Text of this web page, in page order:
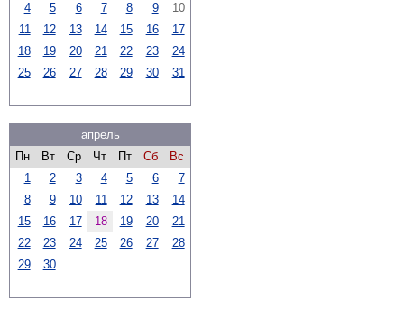
4
5 6 7 8 9
10
11
12 13 14 15 16
17
18
19 20 21 22 23
24
25
26 27 28 29 30 31
апрель
Пн
Вт Ср Чт Пт Сб
Вс
1
2 3 4 5 6
7
8
9 10 11 12 13
14
15
16 17 18 19 20
21
22
23 24 25 26 27
28
29
30